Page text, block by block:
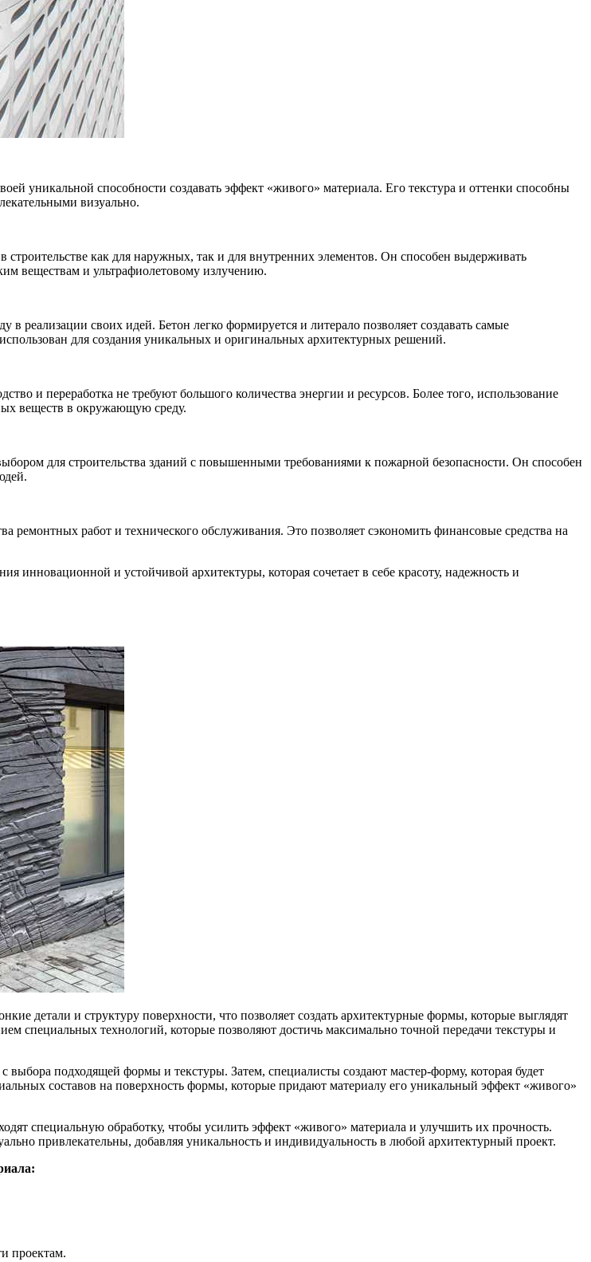
уникальной способности создавать эффект «живого» материала. Его текстура и оттенки способны
визуально.
строительстве как для наружных, так и для внутренних элементов. Он способен выдерживать
веществам и ультрафиолетовому излучению.
реализации своих идей. Бетон легко формируется и литерало позволяет создавать самые
для создания уникальных и оригинальных архитектурных решений.
и переработка не требуют большого количества энергии и ресурсов. Более того, использование
веществ в окружающую среду.
для строительства зданий с повышенными требованиями к пожарной безопасности. Он способен
ремонтных работ и технического обслуживания. Это позволяет сэкономить финансовые средства на
инновационной и устойчивой архитектуры, которая сочетает в себе красоту, надежность и
детали и структуру поверхности, что позволяет создать архитектурные формы, которые выглядят
специальных технологий, которые позволяют достичь максимально точной передачи текстуры и
выбора подходящей формы и текстуры. Затем, специалисты создают мастер-форму, которая будет
составов на поверхность формы, которые придают материалу его уникальный эффект «живого»
специальную обработку, чтобы усилить эффект «живого» материала и улучшить их прочность.
привлекательны, добавляя уникальность и индивидуальность в любой архитектурный проект.
проектам.